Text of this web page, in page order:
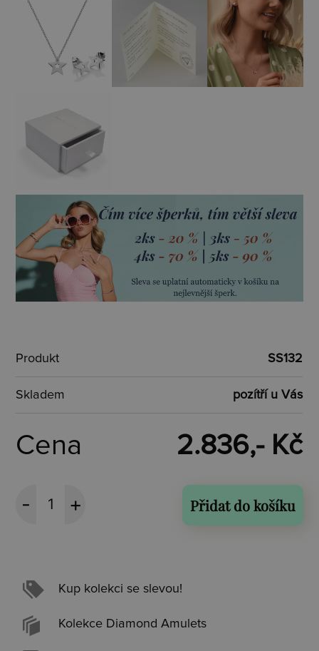
Produkt SS132
Skladem pozítří u Vás
Cena 2.836,- Kč
Přidat do košíku
Kup kolekci se slevou!
Kolekce Diamond Amulets